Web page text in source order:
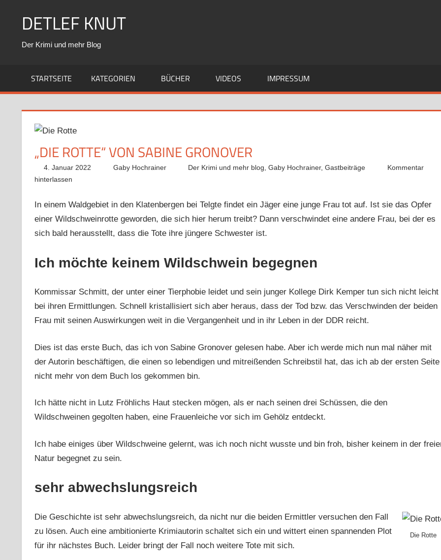
DETLEF KNUT
Der Krimi und mehr Blog
STARTSEITE KATEGORIEN BÜCHER VIDEOS IMPRESSUM
„DIE ROTTE“ VON SABINE GRONOVER
4. Januar 2022 Gaby Hochrainer Der Krimi und mehr blog ,Gaby Hochrainer,Gastbeiträge
Kommentar
hinterlassen
In einem Waldgebiet in den Klatenbergen bei Telgte findet ein Jäger eine junge Frau tot auf. Ist sie das Opfer
einer Wildschweinrotte geworden, die sich hier herum treibt? Dann verschwindet eine andere Frau, bei der es
sich bald herausstellt, dass die Tote ihre jüngere Schwester ist.
Ich möchte keinem Wildschwein begegnen
Kommissar Schmitt, der unter einer Tierphobie leidet und sein junger Kollege Dirk Kemper tun sich nicht leicht
bei ihren Ermittlungen. Schnell kristallisiert sich aber heraus, dass der Tod bzw. das Verschwinden der beiden
Frau mit seinen Auswirkungen weit in die Vergangenheit und in ihr Leben in der DDR reicht.
Dies ist das erste Buch, das ich von Sabine Gronover gelesen habe. Aber ich werde mich nun mal näher mit
der Autorin beschäftigen, die einen so lebendigen und mitreißenden Schreibstil hat, das ich ab der ersten Seite
nicht mehr von dem Buch los gekommen bin.
Ich hätte nicht in Lutz Fröhlichs Haut stecken mögen, als er nach seinen drei Schüssen, die den
Wildschweinen gegolten haben, eine Frauenleiche vor sich im Gehölz entdeckt.
Ich habe einiges über Wildschweine gelernt, was ich noch nicht wusste und bin froh, bisher keinem in der
Natur begegnet zu sein.
sehr abwechslungsreich
Die Rotte
Die Geschichte ist sehr abwechslungsreich, da nicht nur die beiden Ermittler versuchen den Fall
zu lösen. Auch eine ambitionierte Krimiautorin schaltet sich ein und wittert einen spannenden Plot
für ihr nächstes Buch. Leider bringt der Fall noch weitere Tote mit sich.